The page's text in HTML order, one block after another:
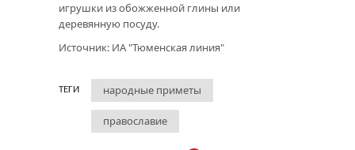
игрушки из обожженной глины или
деревянную посуду.
Источник: ИА "Тюменская линия"
ТЕГИ народные приметы
православие